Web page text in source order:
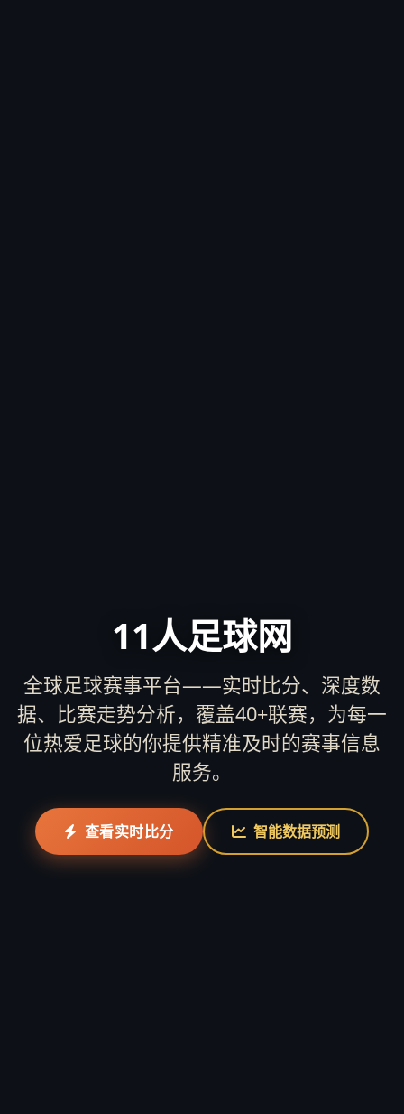
11人足球网
全球足球赛事平台——实时比分、深度数
据、比赛走势分析，覆盖40+联赛，为每一
位热爱足球的你提供精准及时的赛事信息
服务。
查看实时比分 智能数据预测